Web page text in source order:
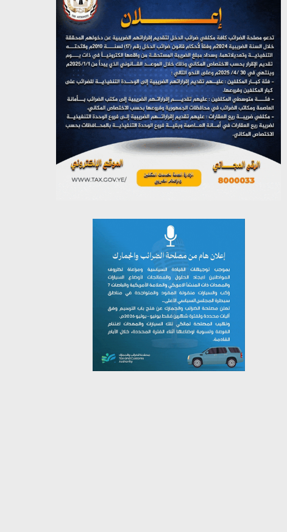
مؤتمر صحفي لمركز عين الإنسانية حول جرائم تحالف
العدوان على اليمن
يوليو 27, 2026
تستمعون لبرنامج (مع السيد القائد)
يوليو 26, 2026
تستمعون لبرنامج (خبر وعلم)
يوليو 26, 2026